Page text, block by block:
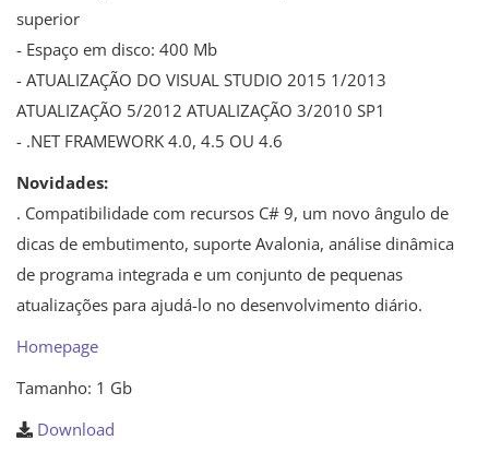
superior
- Espaço em disco: 400 Mb
- ATUALIZAÇÃO DO VISUAL STUDIO 2015 1/2013
ATUALIZAÇÃO 5/2012 ATUALIZAÇÃO 3/2010 SP1
- .NET FRAMEWORK 4.0, 4.5 OU 4.6
Novidades:
. Compatibilidade com recursos C# 9, um novo ângulo de
dicas de embutimento, suporte Avalonia, análise dinâmica
de programa integrada e um conjunto de pequenas
atualizações para ajudá-lo no desenvolvimento diário.
Homepage
Tamanho: 1 Gb
Download